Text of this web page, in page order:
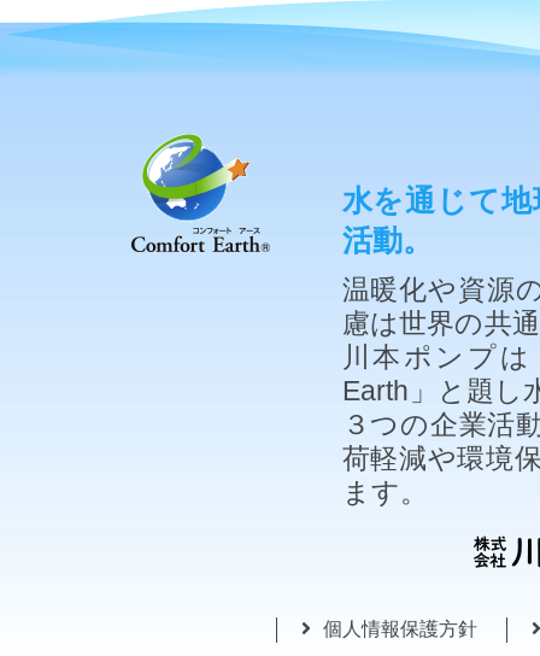
水を通じて
活動。
温暖化や資源
慮は世界の共
川本ポンプ
Earth」と題し
３つの企業活
荷軽減や環境
ます。
個人情報保護方針